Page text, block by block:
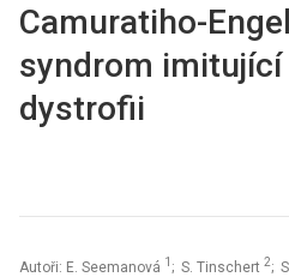
Camuratiho-
syndrom
dystrofii
Autoři: E. Seemanová 1 ; S. Tinschert 2;